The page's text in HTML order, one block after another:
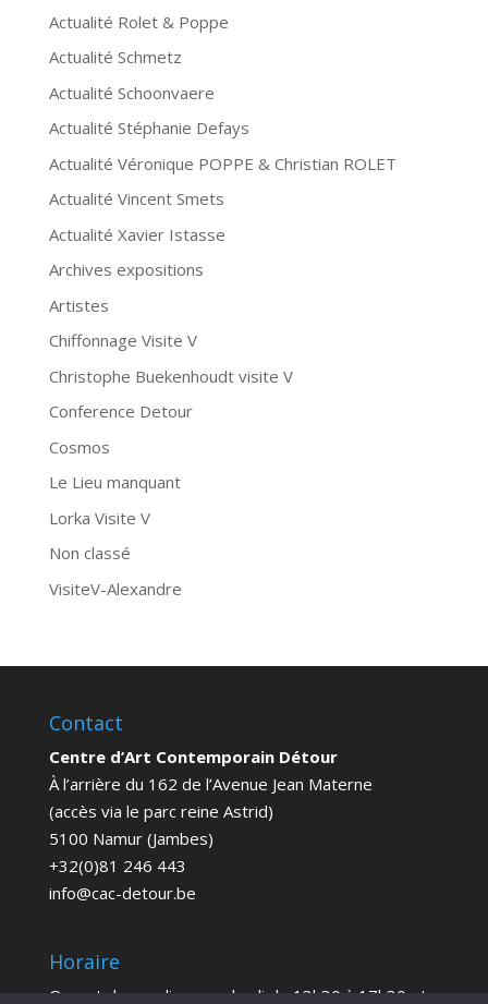
Actualité Rolet & Poppe
Actualité Schmetz
Actualité Schoonvaere
Actualité Stéphanie Defays
Actualité Véronique POPPE & Christian ROLET
Actualité Vincent Smets
Actualité Xavier Istasse
Archives expositions
Artistes
Chiffonnage Visite V
Christophe Buekenhoudt visite V
Conference Detour
Cosmos
Le Lieu manquant
Lorka Visite V
Non classé
VisiteV-Alexandre
Contact
Centre d’Art Contemporain Détour
À l’arrière du 162 de l’Avenue Jean Materne
(accès via le parc reine Astrid)
5100 Namur (Jambes)
+32(0)81 246 443
info@cac-detour.be
Horaire
Ouvert du mardi au vendredi de 13h30 à 17h30 et